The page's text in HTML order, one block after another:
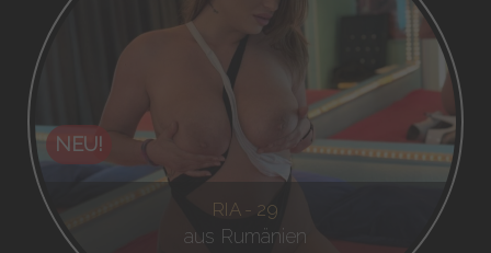
NEU!
RIA - 29
aus Rumänien